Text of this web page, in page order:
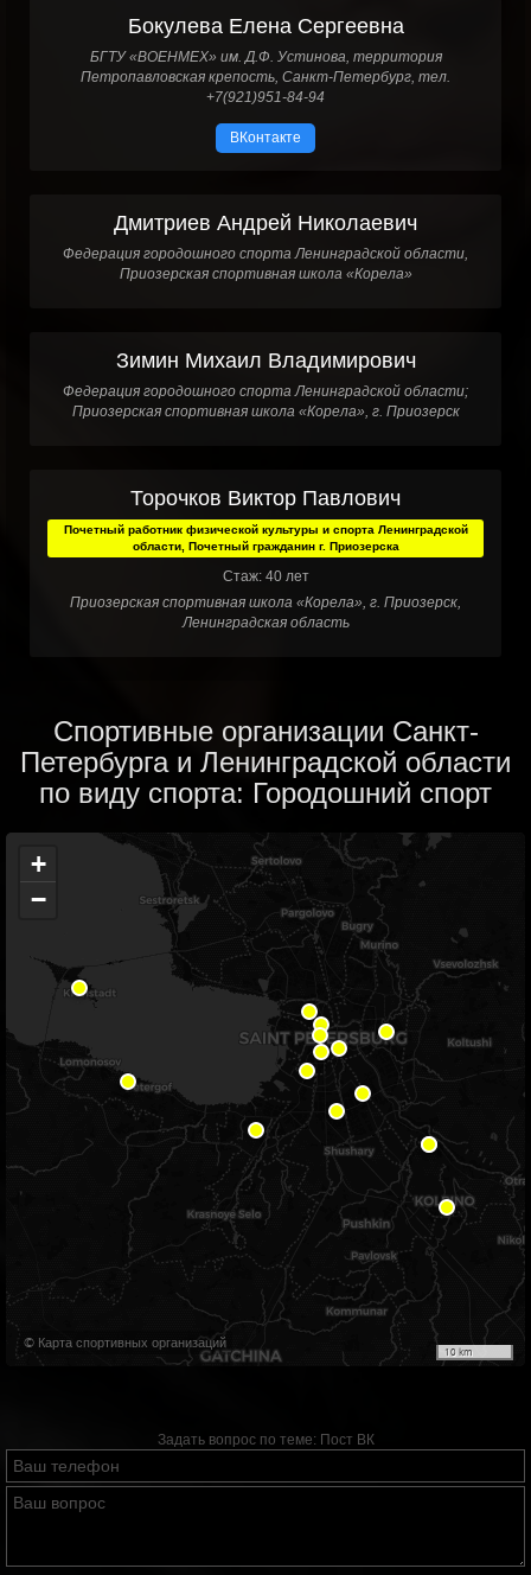
Бокулева Елена Сергеевна
БГТУ «ВОЕНМЕХ» им. Д.Ф. Устинова, территория
Петропавловская крепость, Санкт-Петербург, тел.
+7(921)951-84-94
ВКонтакте
Дмитриев Андрей Николаевич
Федерация городошного спорта Ленинградской области,
Приозерская спортивная школа «Корела»
Зимин Михаил Владимирович
Федерация городошного спорта Ленинградской области;
Приозерская спортивная школа «Корела», г. Приозерск
Торочков Виктор Павлович
Почетный работник физической культуры и спорта Ленинградской
области, Почетный гражданин г. Приозерска
Стаж: 40 лет
Приозерская спортивная школа «Корела», г. Приозерск,
Ленинградская область
Спортивные организации Санкт-
Петербурга и Ленинградской области
по виду спорта: Городошний спорт
+
−
© Карта спортивных организаций
10 km
Задать вопрос по теме: Пост ВК